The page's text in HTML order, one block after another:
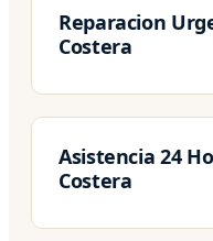
Reparacion
Costera
Asistencia 24
Costera